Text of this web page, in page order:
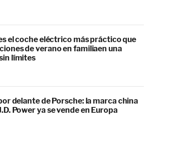
el coche eléctrico más práctico que
de verano en familiaen una
límites
delante de Porsche: la marca china
Power ya se vende en Europa